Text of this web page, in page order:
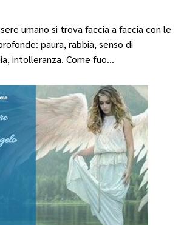
umano si trova faccia a faccia con le
paura, rabbia, senso di
intolleranza. Come fuo…